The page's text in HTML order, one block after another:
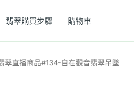
翡翠購買步驟 購物車
翠直播商品#134-自在觀音翡翠吊墜